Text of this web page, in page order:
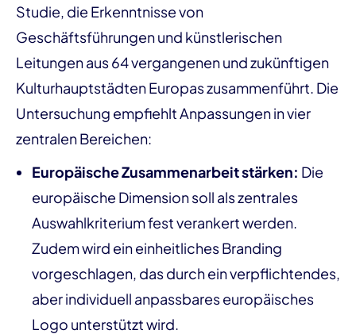
Studie, die Erkenntnisse von
Geschäftsführungen und künstlerischen
Leitungen aus 64 vergangenen und zukünftigen
Kulturhauptstädten Europas zusammenführt. Die
Untersuchung empfiehlt Anpassungen in vier
zentralen Bereichen:
Europäische Zusammenarbeit stärken: Die
europäische Dimension soll als zentrales
Auswahlkriterium fest verankert werden.
Zudem wird ein einheitliches Branding
vorgeschlagen, das durch ein verpflichtendes,
aber individuell anpassbares europäisches
Logo unterstützt wird.